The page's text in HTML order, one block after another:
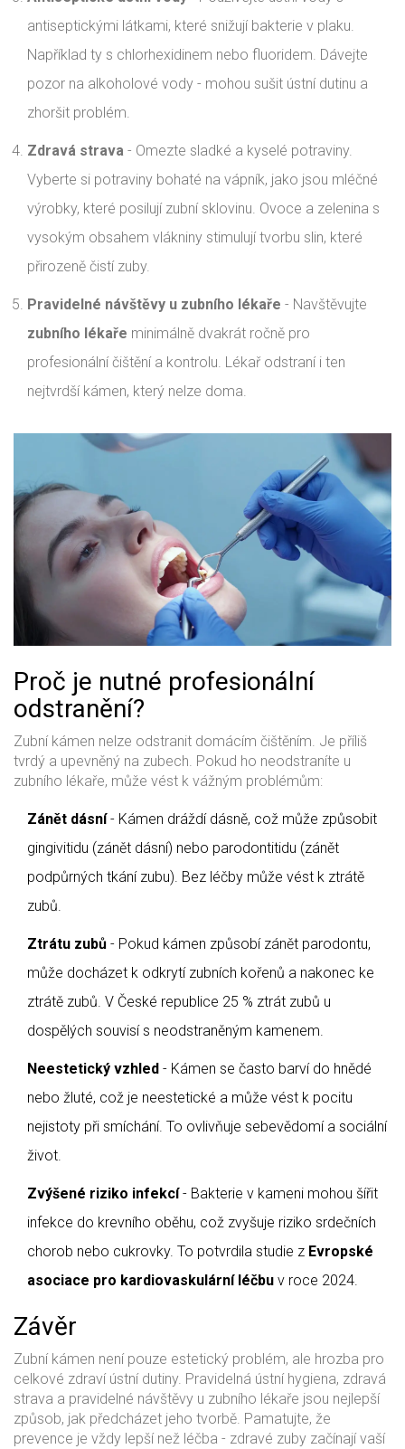
antiseptickými látkami, které snižují bakterie v plaku.
Například ty s chlorhexidinem nebo fluoridem. Dávejte
pozor na alkoholové vody - mohou sušit ústní dutinu a
zhoršit problém.
Zdravá strava - Omezte sladké a kyselé potraviny.
Vyberte si potraviny bohaté na vápník, jako jsou mléčné
výrobky, které posilují zubní sklovinu. Ovoce a zelenina s
vysokým obsahem vlákniny stimulují tvorbu slin, které
přirozeně čistí zuby.
Pravidelné návštěvy u zubního lékaře - Navštěvujte
zubního lékaře minimálně dvakrát ročně pro
profesionální čištění a kontrolu. Lékař odstraní i ten
nejtvrdší kámen, který nelze doma.
Proč je nutné profesionální
odstranění?
Zubní kámen nelze odstranit domácím čištěním. Je příliš
tvrdý a upevněný na zubech. Pokud ho neodstraníte u
zubního lékaře, může vést k vážným problémům:
Zánět dásní- Kámen dráždí dásně, což může způsobit
gingivitidu (zánět dásní) nebo parodontitidu (zánět
podpůrných tkání zubu). Bez léčby může vést k ztrátě
zubů.
Ztrátu zubů - Pokud kámen způsobí zánět parodontu,
může docházet k odkrytí zubních kořenů a nakonec ke
ztrátě zubů. V České republice 25 % ztrát zubů u
dospělých souvisí s neodstraněným kamenem.
Neestetický vzhled - Kámen se často barví do hnědé
nebo žluté, což je neestetické a může vést k pocitu
nejistoty při smíchání. To ovlivňuje sebevědomí a sociální
život.
Zvýšené riziko infekcí- Bakterie v kameni mohou šířit
infekce do krevního oběhu, což zvyšuje riziko srdečních
chorob nebo cukrovky. To potvrdila studie z Evropské
asociace pro kardiovaskulární léčbu v roce 2024.
Závěr
Zubní kámen není pouze estetický problém, ale hrozba pro
celkové zdraví ústní dutiny. Pravidelná ústní hygiena, zdravá
strava a pravidelné návštěvy u zubního lékaře jsou nejlepší
způsob, jak předcházet jeho tvorbě. Pamatujte, že
prevence je vždy lepší než léčba - zdravé zuby začínají vaší